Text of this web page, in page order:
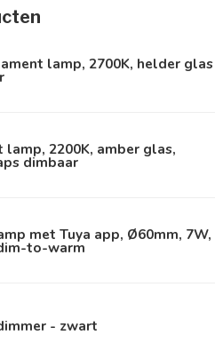
lamp, 2700K, helder glas
2200K, amber glas,
dimbaar
met Tuya app, Ø60mm, 7W,
to-warm
- zwart